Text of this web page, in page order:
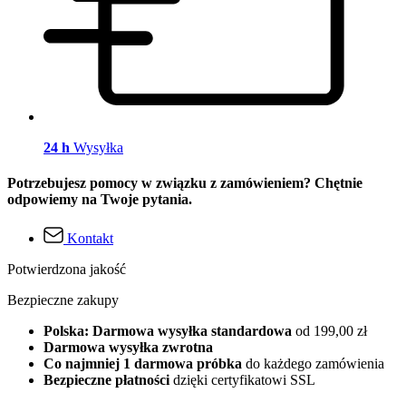
24 h Wysyłka
Potrzebujesz pomocy w związku z zamówieniem? Chętnie
odpowiemy na Twoje pytania.
Kontakt
Potwierdzona jakość
Bezpieczne zakupy
Polska: Darmowa wysyłka standardowa od 199,00 zł
Darmowa wysyłka zwrotna
Co najmniej 1 darmowa próbka do każdego zamówienia
Bezpieczne płatności dzięki certyfikatowi SSL